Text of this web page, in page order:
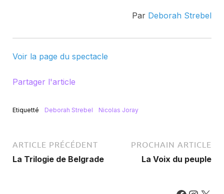
Par Deborah Strebel
Voir la page du spectacle
Partager l'article
Etiquetté Deborah Strebel Nicolas Joray
ARTICLE PRÉCÉDENT
La Trilogie de Belgrade
PROCHAIN ARTICLE
La Voix du peuple